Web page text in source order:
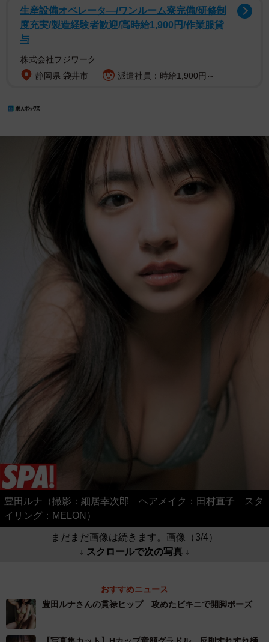
生産設備オペレータ―/ワンルーム寮完備/研修制
度充実/製造経験者歓迎/高時給1,900円/作業服貸
与
株式会社フジワーク
静岡県 袋井市
派遣社員：時給1,900円～
豊田ルナ（撮影：細居幸次郎 ヘアメイク：田村直子 スタ
イリング：MELON）
まだまだ画像は続きます。画像（3/4）
↓ スクロールで次の写真 ↓
おすすめニュース
豊田ルナさんの貫禄ヒップ 攻めたビキニで開脚ポーズ